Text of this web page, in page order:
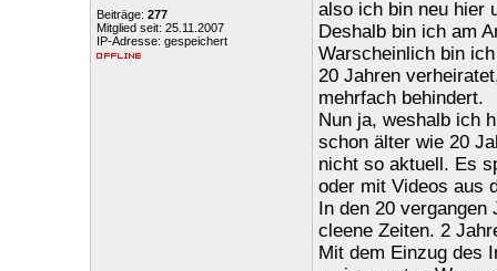
Beiträge: 277
Mitglied seit: 25.11.2007
IP-Adresse: gespeichert
also ich bin neu hier
Deshalb bin ich am
Warscheinlich bin
20 Jahren
mehrfach behindert.
Nun ja, weshalb ich
schon älter wie 20
nicht so aktuell. Es
oder mit Videos aus
In den 20 vergangen
cleene Zeiten. 2
Mit dem Einzug des